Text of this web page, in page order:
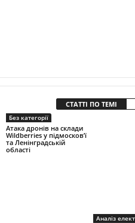
СТАТТІ ПО ТЕМІ
Без категорії
Атака дронів на склади
Wildberries у підмосков’ї
та Ленінградській
області